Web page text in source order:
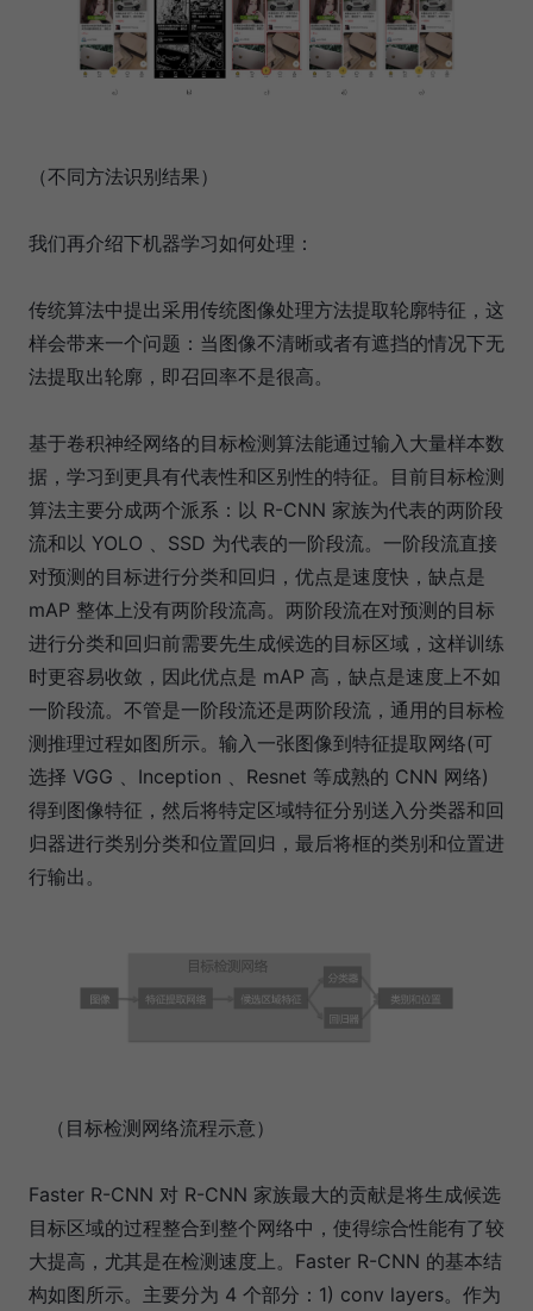
（不同方法识别结果）
我们再介绍下机器学习如何处理：
传统算法中提出采用传统图像处理方法提取轮廓特征，这
样会带来一个问题：当图像不清晰或者有遮挡的情况下无
法提取出轮廓，即召回率不是很高。
基于卷积神经网络的目标检测算法能通过输入大量样本数
据，学习到更具有代表性和区别性的特征。目前目标检测
算法主要分成两个派系：以 R-CNN 家族为代表的两阶段
流和以 YOLO 、SSD 为代表的一阶段流。一阶段流直接
对预测的目标进行分类和回归，优点是速度快，缺点是
mAP 整体上没有两阶段流高。两阶段流在对预测的目标
进行分类和回归前需要先生成候选的目标区域，这样训练
时更容易收敛，因此优点是 mAP 高，缺点是速度上不如
一阶段流。不管是一阶段流还是两阶段流，通用的目标检
测推理过程如图所示。输入一张图像到特征提取网络(可
选择 VGG 、Inception 、Resnet 等成熟的 CNN 网络)
得到图像特征，然后将特定区域特征分别送入分类器和回
归器进行类别分类和位置回归，最后将框的类别和位置进
行输出。
（目标检测网络流程示意）
Faster R-CNN 对 R-CNN 家族最大的贡献是将生成候选
目标区域的过程整合到整个网络中，使得综合性能有了较
大提高，尤其是在检测速度上。Faster R-CNN 的基本结
构如图所示。主要分为 4 个部分：1) conv layers。作为